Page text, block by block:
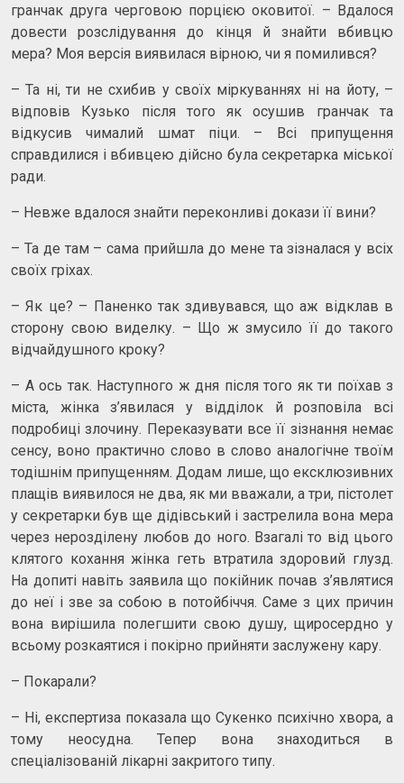
гранчак друга черговою порцією оковитої. – Вдалося
довести розслідування до кінця й знайти вбивцю
мера? Моя версія виявилася вірною, чи я помилився?
– Та ні, ти не схибив у своїх міркуваннях ні на йоту, –
відповів Кузько після того як осушив гранчак та
відкусив чималий шмат піци. – Всі припущення
справдилися і вбивцею дійсно була секретарка міської
ради.
– Невже вдалося знайти переконливі докази її вини?
– Та де там – сама прийшла до мене та зізналася у всіх
своїх гріхах.
– Як це? – Паненко так здивувався, що аж відклав в
сторону свою виделку. – Що ж змусило її до такого
відчайдушного кроку?
– А ось так. Наступного ж дня після того як ти поїхав з
міста, жінка з’явилася у відділок й розповіла всі
подробиці злочину. Переказувати все її зізнання немає
сенсу, воно практично слово в слово аналогічне твоїм
тодішнім припущенням. Додам лише, що ексклюзивних
плащів виявилося не два, як ми вважали, а три, пістолет
у секретарки був ще дідівський і застрелила вона мера
через нерозділену любов до ного. Взагалі то від цього
клятого кохання жінка геть втратила здоровий глузд.
На допиті навіть заявила що покійник почав з’являтися
до неї і зве за собою в потойбіччя. Саме з цих причин
вона вирішила полегшити свою душу, щиросердно у
всьому розкаятися і покірно прийняти заслужену кару.
– Покарали?
– Ні, експертиза показала що Сукенко психічно хвора, а
тому неосудна. Тепер вона знаходиться в
спеціалізованій лікарні закритого типу.